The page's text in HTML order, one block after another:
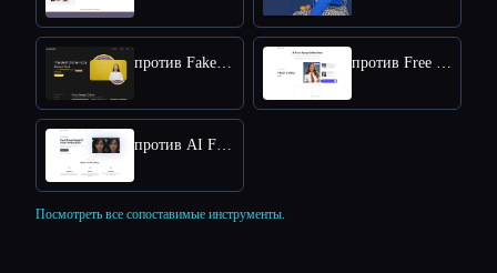
против Fakeface против Free Face Swap
против AI Face Swap App
Посмотреть все сопоставимые инструменты.